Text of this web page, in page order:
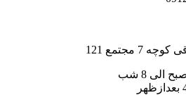
مجتمع 121